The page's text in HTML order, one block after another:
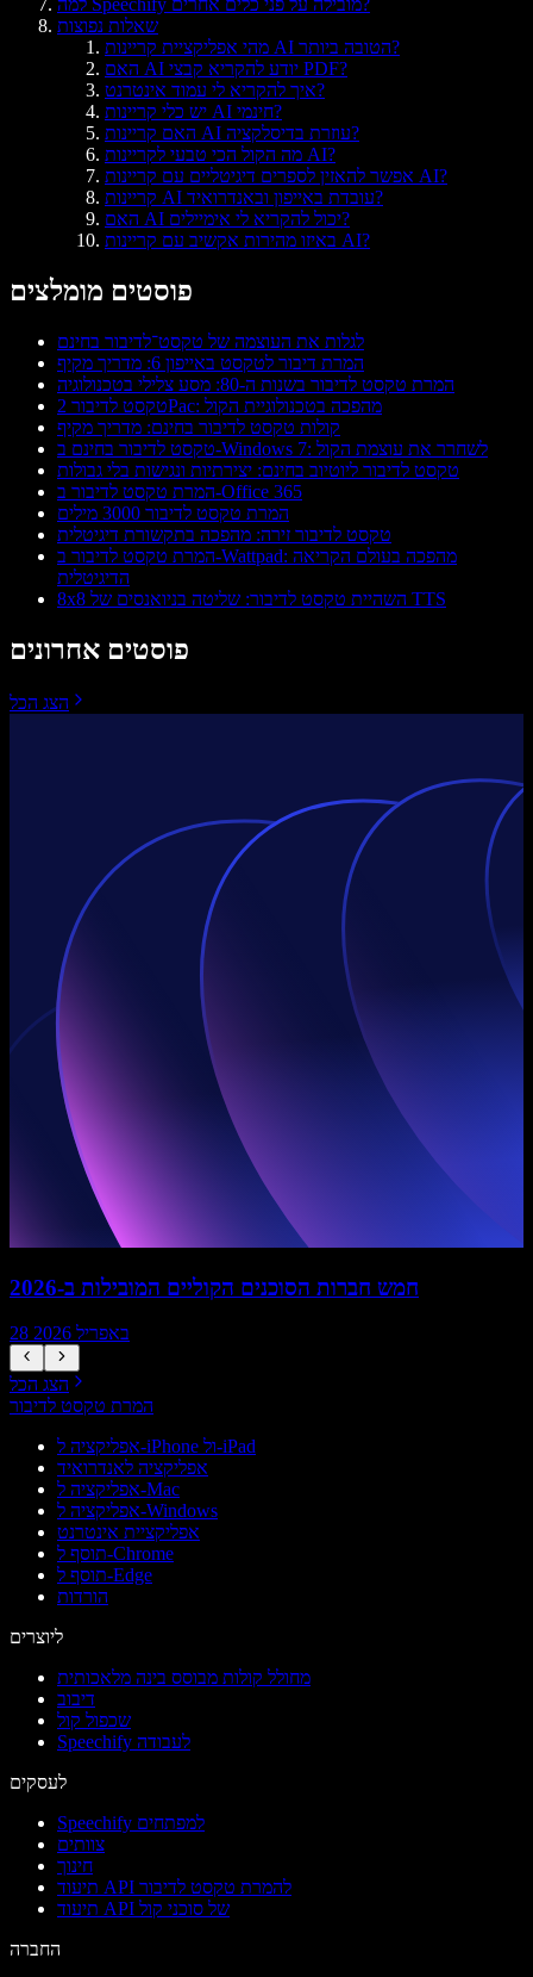
למה Speechify מובילה על פני כלים אחרים?
שאלות נפוצות
מהי אפליקציית קריינות AI הטובה ביותר?
האם AI יודע להקריא קבצי PDF?
איך להקריא לי עמוד אינטרנט?
יש כלי קריינות AI חינמי?
האם קריינות AI עוזרת בדיסלקציה?
מה הקול הכי טבעי לקריינות AI?
אפשר להאזין לספרים דיגיטליים עם קריינות AI?
קריינות AI עובדת באייפון ובאנדרואיד?
האם AI יכול להקריא לי אימיילים?
באיזו מהירות אקשיב עם קריינות AI?
פוסטים מומלצים
לגלות את העוצמה של טקסט־לדיבור בחינם
המרת דיבור לטקסט באייפון 6: מדריך מקיף
המרת טקסט לדיבור בשנות ה-80: מסע צלילי בטכנולוגיה
טקסט לדיבור 2Pac: מהפכה בטכנולוגיית הקול
קולות טקסט לדיבור בחינם: מדריך מקיף
טקסט לדיבור בחינם ב-Windows 7: לשחרר את עוצמת הקול
טקסט לדיבור ליוטיוב בחינם: יצירתיות ונגישות בלי גבולות
המרת טקסט לדיבור ב-Office 365
המרת טקסט לדיבור 3000 מילים
טקסט לדיבור זירה: מהפכה בתקשורת דיגיטלית
המרת טקסט לדיבור ב-Wattpad: מהפכה בעולם הקריאה
הדיגיטלית
8x8 השהיית טקסט לדיבור: שליטה בניואנסים של TTS
פוסטים אחרונים
הצג הכל
חמש חברות הסוכנים הקוליים המובילות ב-2026
28 באפריל 2026
הצג הכל
המרת טקסט לדיבור
אפליקציה ל-iPhone ול-iPad
אפליקציה לאנדרואיד
אפליקציה ל-Mac
אפליקציה ל-Windows
אפליקציית אינטרנט
תוסף ל-Chrome
תוסף ל-Edge
הורדות
ליוצרים
מחולל קולות מבוסס בינה מלאכותית
דיבוב
שכפול קול
Speechify לעבודה
לעסקים
Speechify למפתחים
צוותים
חינוך
תיעוד API להמרת טקסט לדיבור
תיעוד API של סוכני קול
החברה